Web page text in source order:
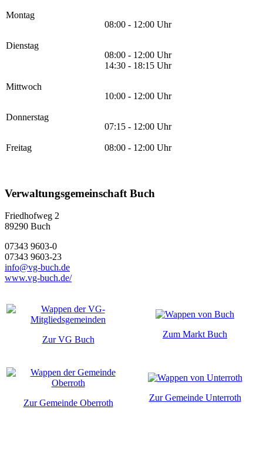
Montag
08:00 - 12:00 Uhr
Dienstag
08:00 - 12:00 Uhr
14:30 - 18:15 Uhr
Mittwoch
10:00 - 12:00 Uhr
Donnerstag
07:15 - 12:00 Uhr
Freitag 08:00 - 12:00 Uhr
Verwaltungsgemeinschaft Buch
Friedhofweg 2
89290 Buch
07343 9603-0
07343 9603-23
info@vg-buch.de
www.vg-buch.de/
Zur VG Buch
Zum Markt Buch
Zur Gemeinde Oberroth
Zur Gemeinde Unterroth